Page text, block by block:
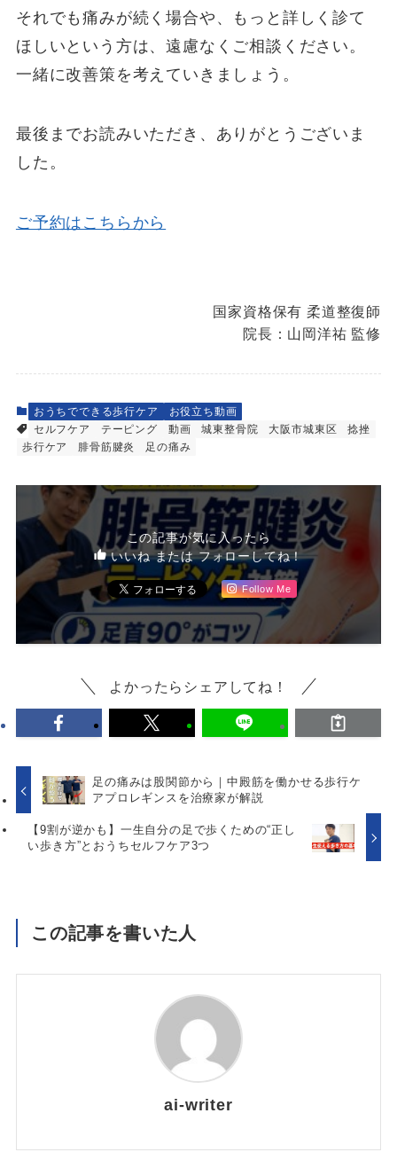
それでも痛みが続く場合や、もっと詳しく診て
ほしいという方は、遠慮なくご相談ください。
一緒に改善策を考えていきましょう。
最後までお読みいただき、ありがとうございま
した。
ご予約はこちらから
国家資格保有 柔道整復師
院長：山岡洋祐 監修
おうちでできる歩行ケア
お役立ち動画
セルフケア
テーピング 動画 城東整骨院 大阪市城東区
捻挫
歩行ケア
腓骨筋腱炎 足の痛み
この記事が気に入ったら
いいね または フォローしてね！
Follow Me
よかったらシェアしてね！
足の痛みは股関節から｜中殿筋を働かせる歩行ケ
アプロレギンスを治療家が解説
【9割が逆かも】一生自分の足で歩くための“正し
い歩き方”とおうちセルフケア3つ
この記事を書いた人
ai-writer